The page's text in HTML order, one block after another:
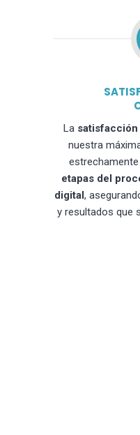
La satisfacción
nuestra
etapas del
digital,
y resultados que